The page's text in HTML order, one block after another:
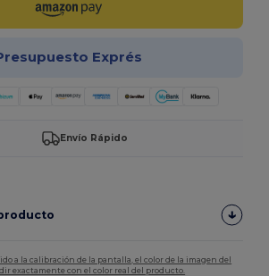
Exprés
Envío Rápido
a la calibración de la pantalla, el color de la imagen del
exactamente con el color real del producto.